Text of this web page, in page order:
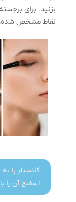
بزنید. برای
نقاط مشخص شده،
کانسیلر را
اسفنج آن